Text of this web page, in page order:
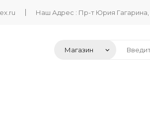
Наш Адрес : Пр-т Юрия Гагарина,